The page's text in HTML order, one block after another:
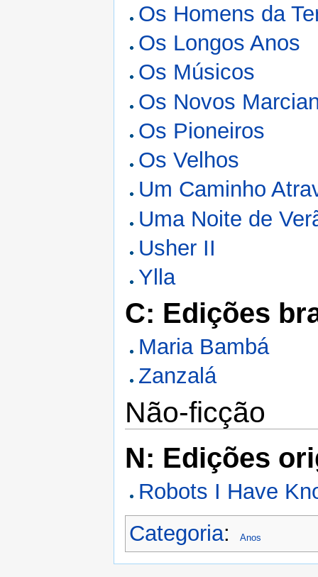
Os Homens da
Os Longos Anos
Os Músicos
Os Novos
Os Pioneiros
Os Velhos
Um Caminho
Uma Noite de
Usher II
Ylla
C: Edições
Maria Bambá
Zanzalá
Não-ficção
N: Edições
Robots I Have
Categoria: Anos